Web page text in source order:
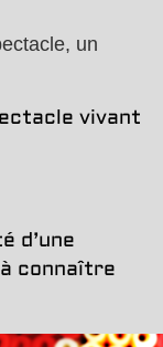
un
vivant
d’une
connaître